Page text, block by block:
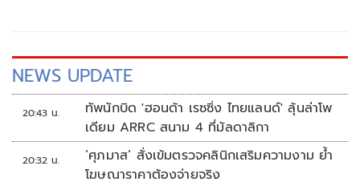
NEWS UPDATE
20:43 น.
ทัพนักบิด 'ฮอนด้า เรซซิ่ง ไทยแลนด์' ลุ้นล่าโพ
เดียม ARRC สนาม 4 ที่มัลดาลิกา
20:32 น.
‘ศุภมาส’ สั่งเข้มตรวจคลินิกเสริมความงาม ย้ำ
โฆษณาราคาต้องจ่ายจริง